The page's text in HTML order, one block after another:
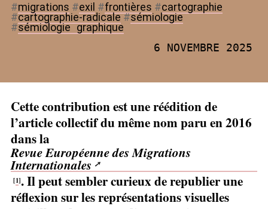
#migrations #exil #frontières #cartographie
#cartographie-radicale #sémiologie
#sémiologie_graphique
6 NOVEMBRE 2025
Cette contribution est une réédition de
l’article collectif du même nom paru en 2016
dans la
Revue Européenne des Migrations
Internationales
[1]. Il peut sembler curieux de republier une
réflexion sur les représentations visuelles